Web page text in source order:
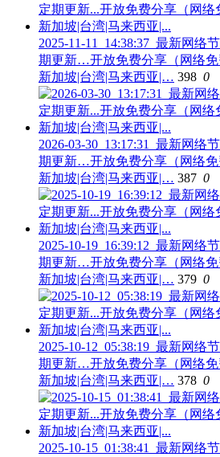
2025-11-11_14:38:37_最新网
期更新…开放免费分享（网络免
新加坡|台湾|马来西亚|… 398 0
2026-03-30_13:17:31_最新网
期更新…开放免费分享（网络免
新加坡|台湾|马来西亚|… 387 0
2025-10-19_16:39:12_最新网
期更新…开放免费分享（网络免
新加坡|台湾|马来西亚|… 379 0
2025-10-12_05:38:19_最新网
期更新…开放免费分享（网络免
新加坡|台湾|马来西亚|… 378 0
2025-10-15_01:38:41_最新网